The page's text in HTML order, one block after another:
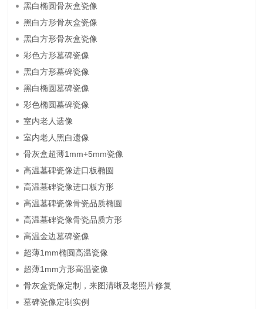
黑白椭圆骨灰盒瓷像
黑白方形骨灰盒瓷像
黑白方形骨灰盒瓷像
彩色方形墓碑瓷像
黑白方形墓碑瓷像
黑白椭圆墓碑瓷像
彩色椭圆墓碑瓷像
室内老人遗像
室内老人黑白遗像
骨灰盒超薄1mm+5mm瓷像
高温墓碑瓷像进口板椭圆
高温墓碑瓷像进口板方形
高温墓碑瓷像骨瓷品质椭圆
高温墓碑瓷像骨瓷品质方形
高温金边墓碑瓷像
超薄1mm椭圆高温瓷像
超薄1mm方形高温瓷像
骨灰盒瓷像定制，来图清晰及老照片修复
墓碑瓷像定制实例